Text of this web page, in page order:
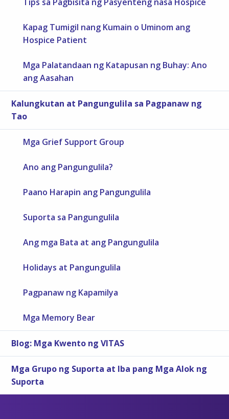
Kapag Tumigil nang Kumain o Uminom ang
Hospice Patient
Mga Palatandaan ng Katapusan ng Buhay: Ano
ang Aasahan
Kalungkutan at Pangungulila sa Pagpanaw ng
Tao
Mga Grief Support Group
Ano ang Pangungulila?
Paano Harapin ang Pangungulila
Suporta sa Pangungulila
Ang mga Bata at ang Pangungulila
Holidays at Pangungulila
Pagpanaw ng Kapamilya
Mga Memory Bear
Blog: Mga Kwento ng VITAS
Mga Grupo ng Suporta at Iba pang Mga Alok ng
Suporta